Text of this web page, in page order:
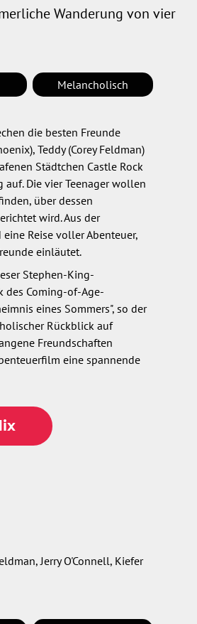
Wanderung von vier
Melancholisch
die besten Freunde
Teddy (Corey Feldman)
Städtchen Castle Rock
Die vier Teenager wollen
über dessen
wird. Aus der
Reise voller Abenteuer,
einläutet.
Stephen-King-
des Coming-of-Age-
eines Sommers", so der
Rückblick auf
Freundschaften
eine spannende
Jerry O'Connell, Kiefer